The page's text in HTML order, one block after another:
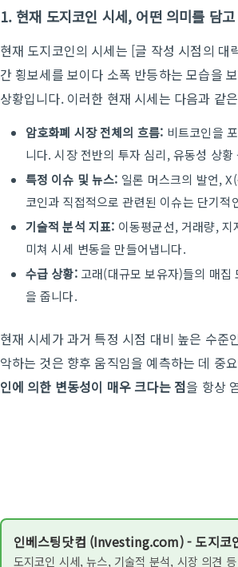
1. 현재 도지코인 시세, 어떤 의미를 담
현재 도지코인의 시세는 [글 작성 시점의
간 횡보세를 보이다 소폭 반등하는 모습을
상황입니다. 이러한 현재 시세는 다음과 같
암호화폐 시장 전체의 흐름: 비트코인을
니다. 시장 전반의 투자 심리, 유동성 상
특정 이슈 및 뉴스: 일론 머스크의 발언,
코인과 직접적으로 관련된 이슈는 단기
기술적 분석 지표: 이동평균선, 거래량,
미쳐 시세 변동을 만들어냅니다.
수급 상황:고래(대규모 보유자)들의 매집
을 줍니다.
현재 시세가 과거 특정 시점 대비 높은 수
악하는 것은 향후 움직임을 예측하는 데 중
인에 의한 변동성이 매우 크다는 점을 항상
인베스팅닷컴 (Investing.com) - 도지코
도지코인 시세, 뉴스, 기술적 분석, 시장 의견